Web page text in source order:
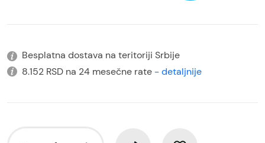
Besplatna dostava na teritoriji Srbije
8.152 RSD na 24 mesečne rate - detaljnije